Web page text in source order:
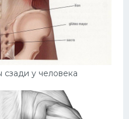
у человека